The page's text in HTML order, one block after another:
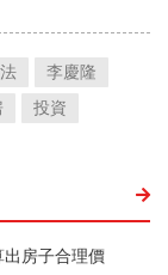
李慶隆
投資
房子合理價